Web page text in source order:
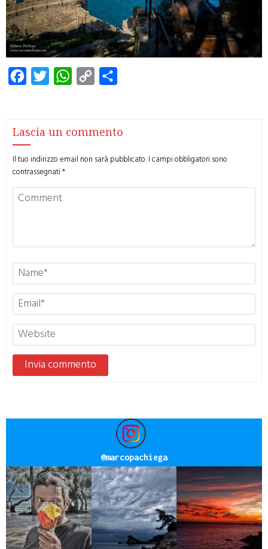
Facebook
Twitter WhatsApp
Copy
Lascia un commento
Il tuo indirizzo email non sarà pubblicato.I campi obbligatori sono
contrassegnati*
@marcopachiega